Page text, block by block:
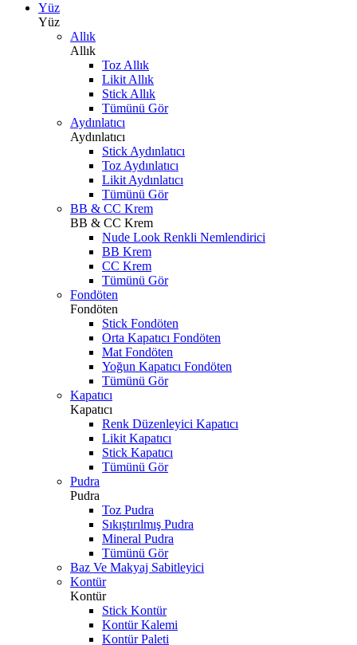
Yüz
Yüz
Allık
Allık
Toz Allık
Likit Allık
Stick Allık
Tümünü Gör
Aydınlatıcı
Aydınlatıcı
Stick Aydınlatıcı
Toz Aydınlatıcı
Likit Aydınlatıcı
Tümünü Gör
BB & CC Krem
BB & CC Krem
Nude Look Renkli Nemlendirici
BB Krem
CC Krem
Tümünü Gör
Fondöten
Fondöten
Stick Fondöten
Orta Kapatıcı Fondöten
Mat Fondöten
Yoğun Kapatıcı Fondöten
Tümünü Gör
Kapatıcı
Kapatıcı
Renk Düzenleyici Kapatıcı
Likit Kapatıcı
Stick Kapatıcı
Tümünü Gör
Pudra
Pudra
Toz Pudra
Sıkıştırılmış Pudra
Mineral Pudra
Tümünü Gör
Baz Ve Makyaj Sabitleyici
Kontür
Kontür
Stick Kontür
Kontür Kalemi
Kontür Paleti